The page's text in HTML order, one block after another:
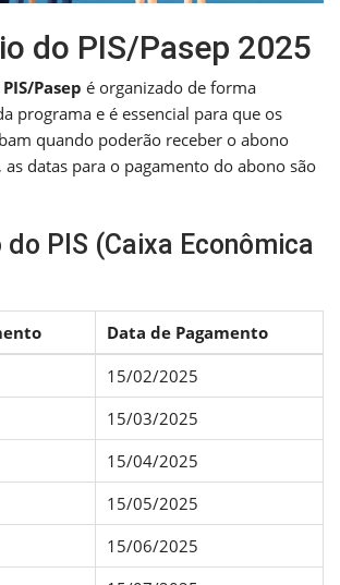
do PIS/Pasep 2025
Pasep é organizado de forma
programa e é essencial para que os
quando poderão receber o abono
as datas para o pagamento do abono são
PIS (Caixa Econômica
Data de Pagamento
15/02/2025
15/03/2025
15/04/2025
15/05/2025
15/06/2025